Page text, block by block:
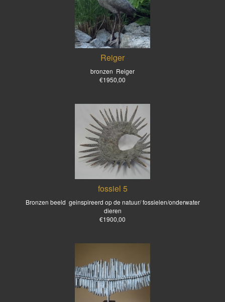
Reiger
bronzen Reiger
€1950,00
fossiel 5
Bronzen beeld geinspireerd op de natuur/ fossielen/onderwater
dieren
€1900,00